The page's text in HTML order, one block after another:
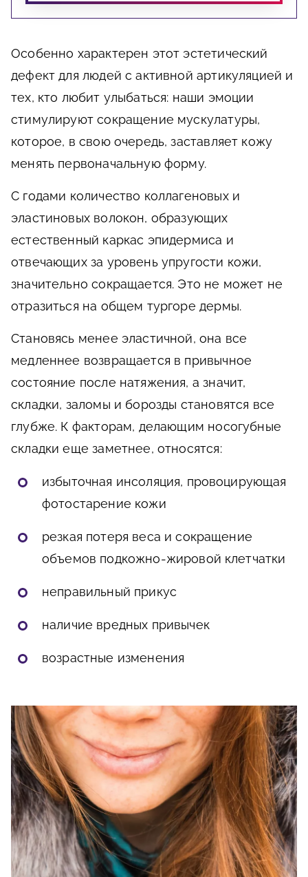
Особенно характерен этот эстетический
дефект для людей с активной артикуляцией и
тех, кто любит улыбаться: наши эмоции
стимулируют сокращение мускулатуры,
которое, в свою очередь, заставляет кожу
менять первоначальную форму.
С годами количество коллагеновых и
эластиновых волокон, образующих
естественный каркас эпидермиса и
отвечающих за уровень упругости кожи,
значительно сокращается. Это не может не
отразиться на общем тургоре дермы.
Становясь менее эластичной, она все
медленнее возвращается в привычное
состояние после натяжения, а значит,
складки, заломы и борозды становятся все
глубже. К факторам, делающим носогубные
складки еще заметнее, относятся:
избыточная инсоляция, провоцирующая
фотостарение кожи
резкая потеря веса и сокращение
объемов подкожно-жировой клетчатки
неправильный прикус
наличие вредных привычек
возрастные изменения